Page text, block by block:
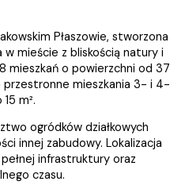
Płaszowie, stworzona
mieście z bliskością natury i
mieszkań o powierzchni od 37
mieszkania 3- i 4-
m².
ogródków działkowych
innej zabudowy. Lokalizacja
infrastruktury oraz
czasu.